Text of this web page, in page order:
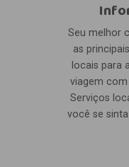
Seu melhor
as
locais para
viagem
Serviços
você se